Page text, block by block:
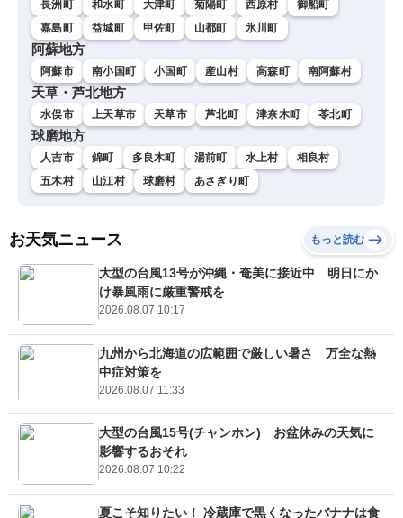
長洲町 和水町 大津町 菊陽町 西原村
御船町
嘉島町
益城町 甲佐町 山都町 氷川町
阿蘇地方
阿蘇市 南小国町 小国町 産山村 高森町 南阿蘇村
天草・芦北地方
水俣市 上天草市 天草市 芦北町 津奈木町 苓北町
球磨地方
人吉市 錦町 多良木町 湯前町 水上村
相良村
五木村
山江村 球磨村 あさぎり町
お天気ニュース もっと読む
大型の台風13号が沖縄・奄美に接近中 明日にか
け暴風雨に厳重警戒を
2026.08.07 10:17
九州から北海道の広範囲で厳しい暑さ 万全な熱
中症対策を
2026.08.07 11:33
大型の台風15号(チャンホン) お盆休みの天気に
影響するおそれ
2026.08.07 10:22
夏こそ知りたい！ 冷蔵庫で黒くなったバナナは食